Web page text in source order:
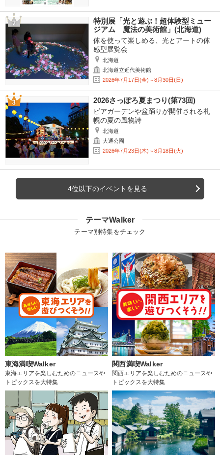
特別展「光と遊ぶ！超体験型ミュー
ジアム 魔法の美術館」(北海道)
体を使って楽しめる、光とアートの体
感型展覧会
北海道
北海道立近代美術館
2026年7月17日(金)～8月30日(日)
2026さっぽろ夏まつり(第73回)
ビアガーデンや盆踊りが開催される札
幌の夏の風物詩
北海道
大通公園
2026年7月23日(木)～8月18日(火)
4位以下のイベントを見る
テーマWalker
テーマ別特集をチェック
東海満喫Walker
東海エリアを楽しむためのニュースや
トピックスを大特集
関西満喫Walker
関西エリアを楽しむためのニュースや
トピックスを大特集